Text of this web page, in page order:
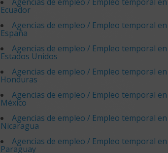
Ecuador
Agencias de empleo / Empleo temporal en
España
Agencias de empleo / Empleo temporal en
Estados Unidos
Agencias de empleo / Empleo temporal en
Honduras
Agencias de empleo / Empleo temporal en
México
Agencias de empleo / Empleo temporal en
Nicaragua
Agencias de empleo / Empleo temporal en
Paraguay